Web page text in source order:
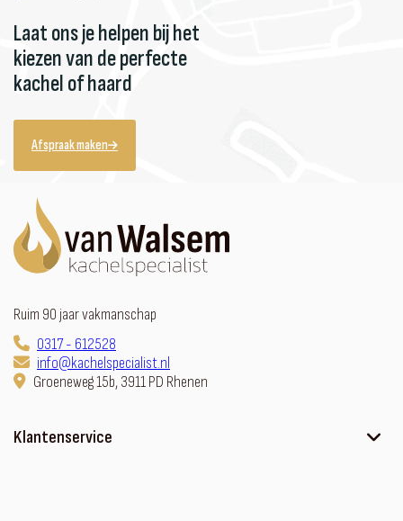
Laat ons je helpen bij het
kiezen van de perfecte
kachel of haard
Afspraak maken
Ruim 90 jaar vakmanschap
0317 - 612528
info@kachelspecialist.nl
Groeneweg 15b, 3911 PD Rhenen
Klantenservice